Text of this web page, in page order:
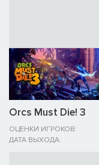
Orcs Must Die! 3
ОЦЕНКИ ИГРОКОВ:
ДАТА ВЫХОДА: